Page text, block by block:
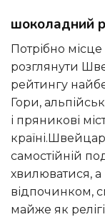
шоколадний
потрібно місце ближче і тепліше? Варто
розглянути
рейтингу
Гори,
і пряникові
самостійній
хвилюватися,
відпочинком,
майже як